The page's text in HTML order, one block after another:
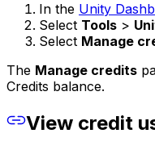
In the Unity
Select Tools >
Select Manage
The Manage credits
Credits balance.
View credit